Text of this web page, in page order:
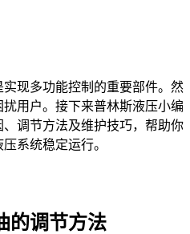
现多功能控制的重要部件。然
用户。接下来普林斯液压小编
调节方法及维护技巧，帮助你
系统稳定运行。
的调节方法